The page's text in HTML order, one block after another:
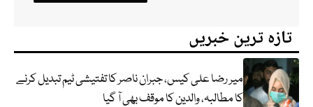
تازہ ترین خبریں
میر رضا علی کیس، جبران ناصر کا تفتیشی ٹیم تبدیل کرنے
کا مطالبہ، والدین کا موقف بھی آ گیا